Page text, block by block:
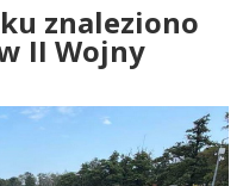
znaleziono
II Wojny